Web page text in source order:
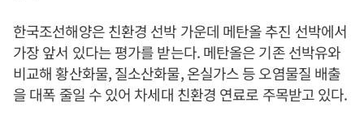
한국조선해양은 친환경 선박 가운데 메탄올 추진 선박에서
가장 앞서 있다는 평가를 받는다. 메탄올은 기존 선박유와
비교해 황산화물, 질소산화물, 온실가스 등 오염물질 배출
을 대폭 줄일 수 있어 차세대 친환경 연료로 주목받고 있다.